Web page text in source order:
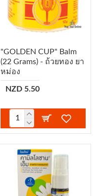
"GOLDEN CUP" Balm
(22 Grams) - ถ้วยทอง ยา
หม่อง
NZD 5.50